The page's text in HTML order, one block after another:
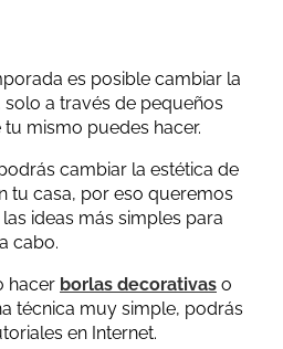
es posible cambiar la
a través de pequeños
mismo puedes hacer.
cambiar la estética de
tu casa, por eso queremos
ideas más simples para
cabo.
hacer borlas decorativas o
técnica muy simple, podrás
en Internet.